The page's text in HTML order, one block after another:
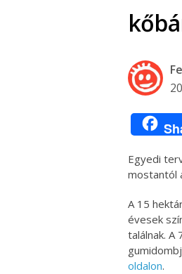
Egyedi
mostantól
A 15
évesek
találnak.
oldalon.